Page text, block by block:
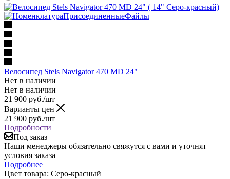
Велосипед Stels Navigator 470 MD 24"
Нет в наличии
Нет в наличии
21 900 руб./шт
Варианты цен
21 900 руб./шт
Подробности
Под заказ
Наши менеджеры обязательно свяжутся с вами и уточнят
условия заказа
Подробнее
Цвет товара: Серо-красный